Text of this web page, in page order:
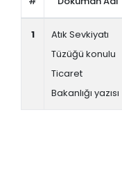
1
Atık Sevkiyatı
Tüzüğü konulu
Ticaret
Bakanlığı yazısı